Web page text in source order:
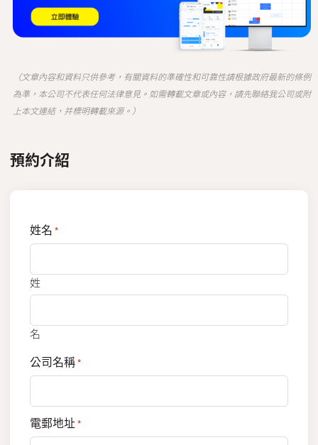
（文章內容和資料只供參考，有關資料的準確性和可靠性請根據政府最新的條例
為準，本公司不代表任何法律意見。如需轉載文章或內容，請先聯絡我公司或附
上本文連結，并標明轉載來源。）
預約介紹
姓名 *
姓
名
公司名稱*
電郵地址*